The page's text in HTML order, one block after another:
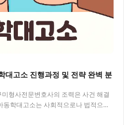
대고소 진행과정 및 전략 완벽 분
형사전문변호사의 조력은 사건 해결
학대고소는 사회적으로나 법적으로
률 지식과 경험…